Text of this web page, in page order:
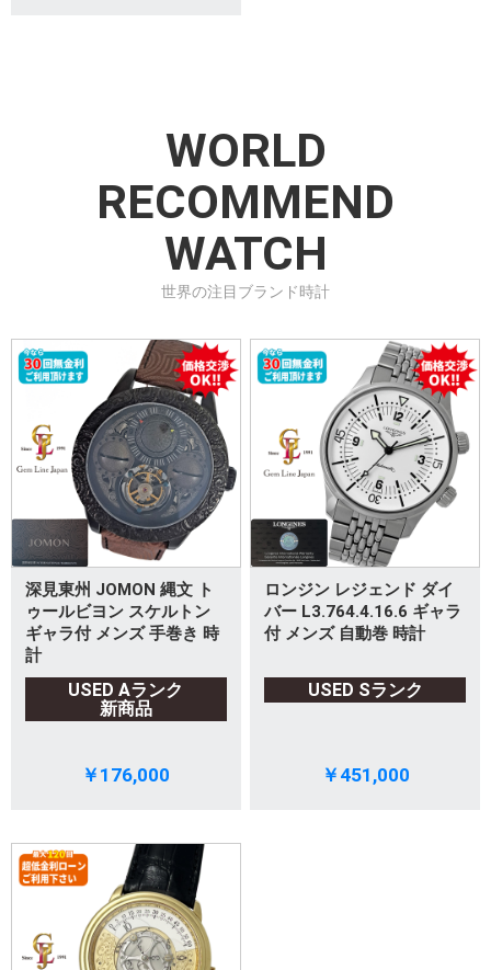
WORLD
RECOMMEND
WATCH
世界の注目ブランド時計
深見東州 JOMON 縄文 ト
ゥールビヨン スケルトン
ギャラ付 メンズ 手巻き 時
計
USED Aランク
新商品
￥176,000
ロンジン レジェンド ダイ
バー L3.764.4.16.6 ギャラ
付 メンズ 自動巻 時計
USED Sランク
￥451,000